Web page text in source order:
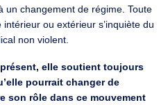
un changement de régime. Toute
ou extérieur s’inquiète du
non violent.
présent, elle soutient toujours
pourrait changer de
son rôle dans ce mouvement